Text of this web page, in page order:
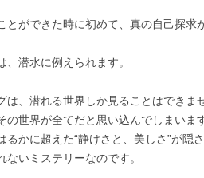
ができた時に初めて、真の自己探求
潜水に例えられます。
、潜れる世界しか見ることはできま
の世界が全てだと思い込んでしまいま
るかに超えた“静けさと、美しさ”が隠
ないミステリーなのです。